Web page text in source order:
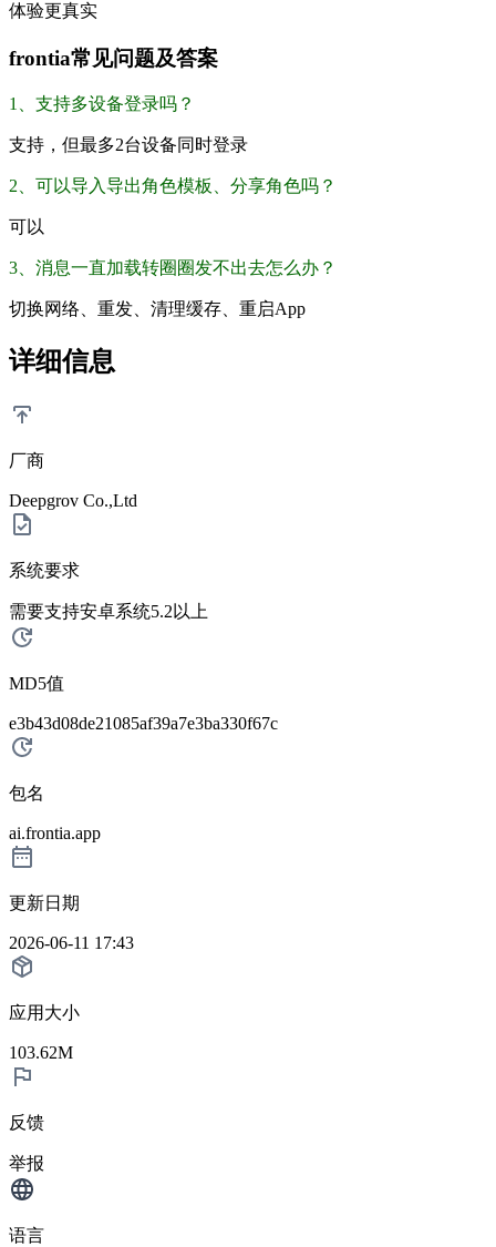
体验更真实
frontia常见问题及答案
1、支持多设备登录吗？
支持，但最多2台设备同时登录
2、可以导入导出角色模板、分享角色吗？
可以
3、消息一直加载转圈圈发不出去怎么办？
切换网络、重发、清理缓存、重启App
详细信息
厂商
Deepgrov Co.,Ltd
系统要求
需要支持安卓系统5.2以上
MD5值
e3b43d08de21085af39a7e3ba330f67c
包名
ai.frontia.app
更新日期
2026-06-11 17:43
应用大小
103.62M
反馈
举报
语言